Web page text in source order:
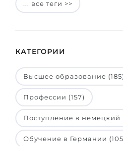
... все теги >>
КАТЕГОРИИ
Высшее образование (185)
Профессии (157)
Поступление в немецкий
Обучение в Германии